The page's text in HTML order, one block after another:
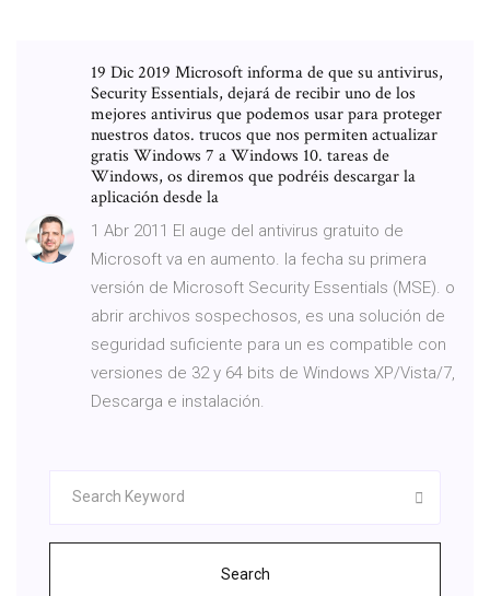
19 Dic 2019 Microsoft informa de que su antivirus,
Security Essentials, dejará de recibir uno de los
mejores antivirus que podemos usar para proteger
nuestros datos. trucos que nos permiten actualizar
gratis Windows 7 a Windows 10. tareas de
Windows, os diremos que podréis descargar la
aplicación desde la
1 Abr 2011 El auge del antivirus gratuito de
Microsoft va en aumento. la fecha su primera
versión de Microsoft Security Essentials (MSE). o
abrir archivos sospechosos, es una solución de
seguridad suficiente para un es compatible con
versiones de 32 y 64 bits de Windows XP/Vista/7,
Descarga e instalación.
Search